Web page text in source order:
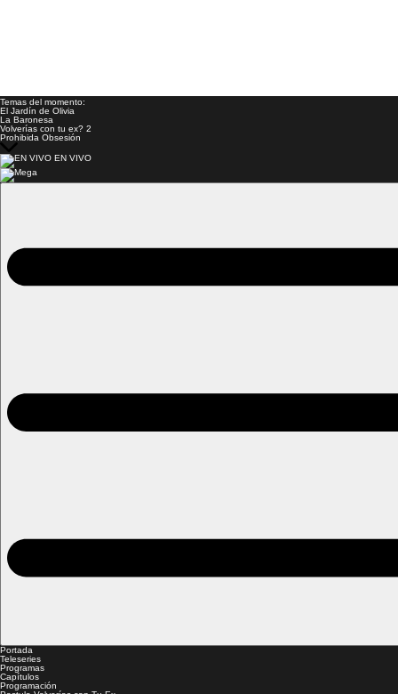
Temas del momento:
El Jardín de Olivia
La Baronesa
Volverías con tu ex? 2
Prohibida Obsesión
EN VIVO
Portada
Teleseries
Programas
Capítulos
Programación